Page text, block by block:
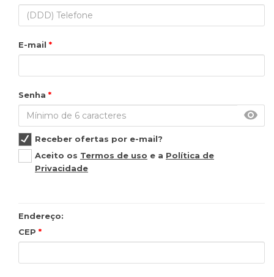
E-mail
Senha
Receber ofertas por e-mail?
Aceito os Termos de uso e a Política de
Privacidade
Endereço:
CEP